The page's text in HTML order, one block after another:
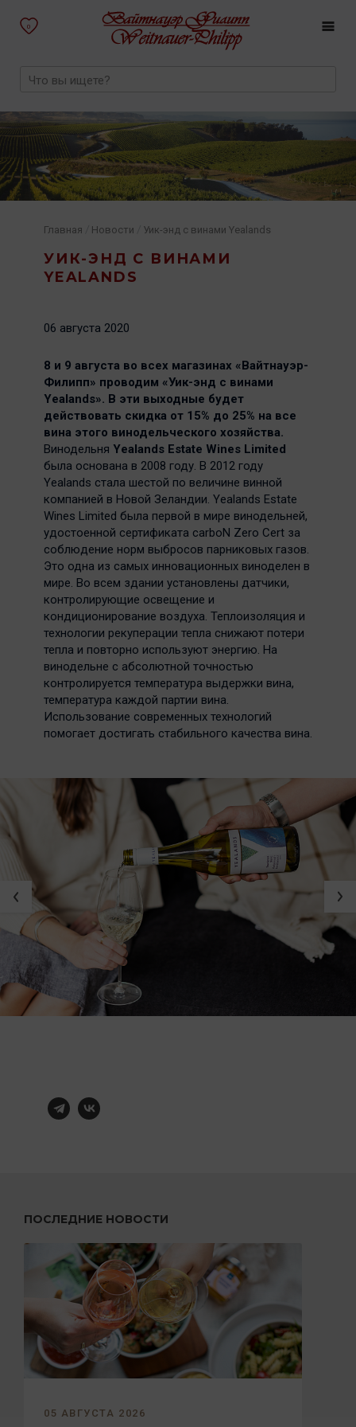
0
УИК-ЭНД С ВИНАМИ
YEALANDS
Главная Новости Уик-энд с винами Yealands
06 августа 2020
8 и 9 августа во всех магазинах «Вайтнауэр-
Филипп» проводим «Уик-энд с винами
Yealands». В эти выходные будет
действовать скидка от 15% до 25% на все
вина этого винодельческого хозяйства.
Винодельня Yealands Estate Wines Limited
была основана в 2008 году. В 2012 году
Yealands стала шестой по величине винной
компанией в Новой Зеландии. Yealands Estate
Wines Limited была первой в мире винодельней,
удостоенной сертификата carboN Zero Cert за
соблюдение норм выбросов парниковых газов.
Это одна из самых инновационных виноделен в
мире. Во всем здании установлены датчики,
контролирующие освещение и
кондиционирование воздуха. Теплоизоляция и
технологии рекуперации тепла снижают потери
тепла и повторно используют энергию. На
винодельне с абсолютной точностью
контролируется температура выдержки вина,
температура каждой партии вина.
Использование современных технологий
помогает достигать стабильного качества вина.
ПОСЛЕДНИЕ НОВОСТИ
05 АВГУСТА 2026